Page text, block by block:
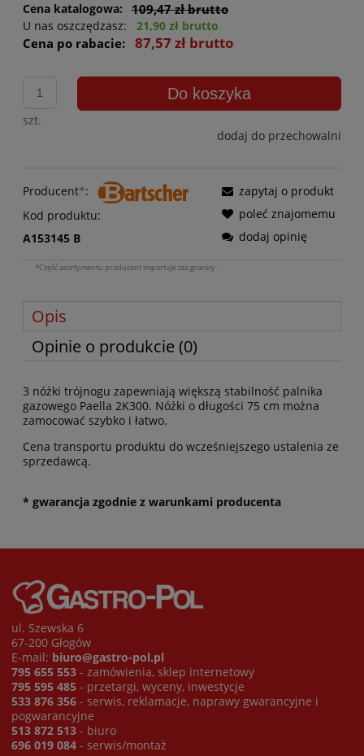
Cena katalogowa: 109,47 zł brutto
U nas oszczędzasz: 21,90 zł brutto
Cena po rabacie: 87,57 zł brutto
szt.
Do koszyka
dodaj do przechowalni
Producent*:
Kod produktu:
A153145 B
zapytaj o produkt
poleć znajomemu
dodaj opinię
*Część asortymentu producent importuje zza granicy.
Opis
Opinie o produkcie (0)
3 nóżki trójnogu zapewniają większą stabilność palnika
gazowego Paella 2K300. Nóżki o długości 75 cm można
zamocować szybko i łatwo.
Cena transportu produktu do wcześniejszego ustalenia ze
sprzedawcą.
* gwarancja zgodnie z warunkami producenta
ul. Szewska 6
67-200 Głogów
E-mail: biuro@gastro-pol.pl
795 655 553 - zamówienia, sklep internetowy
795 595 485 - przetargi, wyceny, inwestycje
533 876 356 - serwis, reklamacje, naprawy gwarancyjne i
pogwarancyjne
513 872 513 - biuro
696 019 084 - serwis/montaż